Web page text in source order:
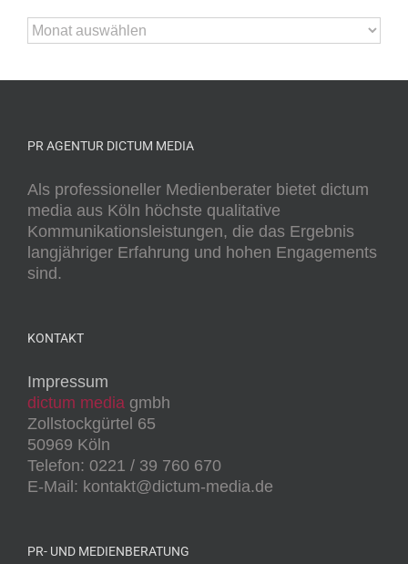
Presse-
Archiv
PR AGENTUR DICTUM MEDIA
Als professioneller Medienberater bietet dictum
media aus Köln höchste qualitative
Kommunikationsleistungen, die das Ergebnis
langjähriger Erfahrung und hohen Engagements
sind.
KONTAKT
Impressum
dictum media gmbh
Zollstockgürtel 65
50969 Köln
Telefon: 0221 / 39 760 670
E-Mail: kontakt@dictum-media.de
PR- UND MEDIENBERATUNG